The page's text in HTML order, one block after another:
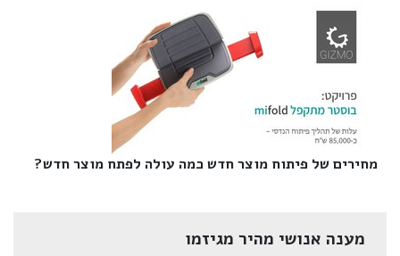
מחירים של פיתוח מוצר חדש כמה עולה לפתח מוצר חדש?‎
מענה אנושי מהיר מגיזמו